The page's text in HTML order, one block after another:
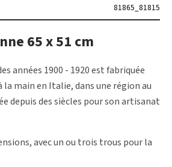
81865_81815
65 x 51 cm
années 1900 - 1920 est fabriquée
main en Italie, dans une région au
depuis des siècles pour son artisanat
avec un ou trois trous pour la